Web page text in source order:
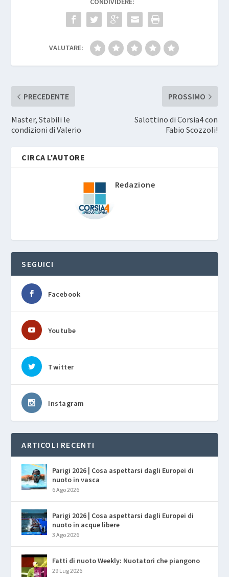
VALUTARE:
PRECEDENTE
Master, Stabili le
condizioni di Valerio
PROSSIMO
Salottino di Corsia4 con
Fabio Scozzoli!
CIRCA L'AUTORE
Redazione
SEGUICI
Facebook
Youtube
Twitter
Instagram
ARTICOLI RECENTI
Parigi 2026 | Cosa aspettarsi dagli Europei di
nuoto in vasca
6 Ago 2026
Parigi 2026 | Cosa aspettarsi dagli Europei di
nuoto in acque libere
3 Ago 2026
Fatti di nuoto Weekly: Nuotatori che piangono
29 Lug 2026